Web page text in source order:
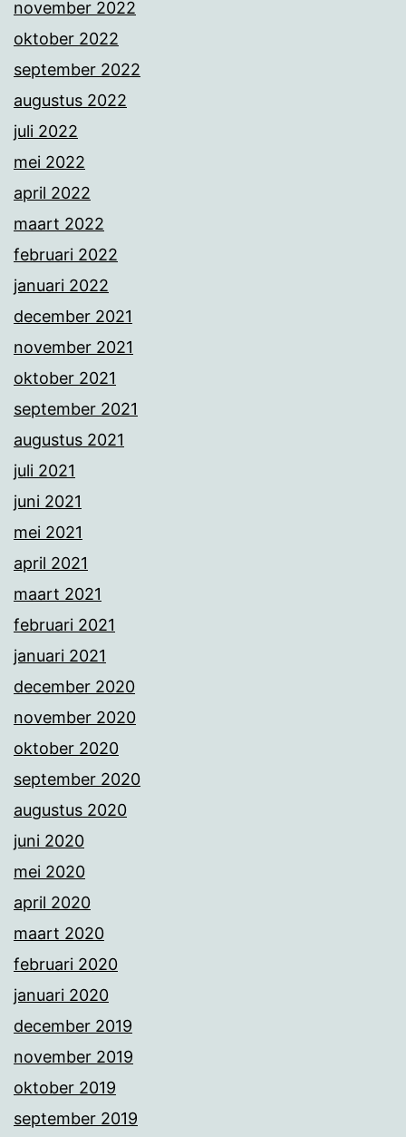
november 2022
oktober 2022
september 2022
augustus 2022
juli 2022
mei 2022
april 2022
maart 2022
februari 2022
januari 2022
december 2021
november 2021
oktober 2021
september 2021
augustus 2021
juli 2021
juni 2021
mei 2021
april 2021
maart 2021
februari 2021
januari 2021
december 2020
november 2020
oktober 2020
september 2020
augustus 2020
juni 2020
mei 2020
april 2020
maart 2020
februari 2020
januari 2020
december 2019
november 2019
oktober 2019
september 2019